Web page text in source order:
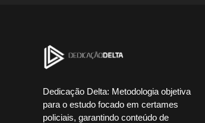
Dedicação Delta: Metodologia objetiva
para o estudo focado em certames
policiais, garantindo conteúdo de